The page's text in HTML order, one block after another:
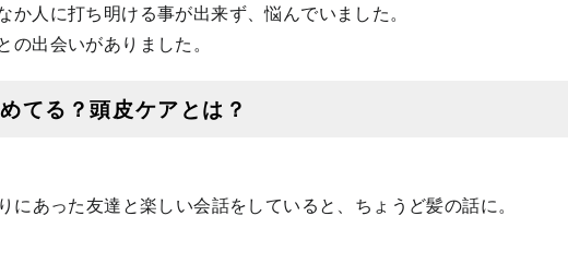
か人に打ち明ける事が出来ず、悩んでいました。
の出会いがありました。
てる？頭皮ケアとは？
にあった友達と楽しい会話をしていると、ちょうど髪の話に。